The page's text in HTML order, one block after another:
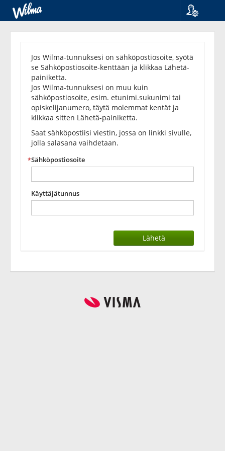
English
Unohditko
salasanasi?
Jos Wilma-tunnuksesi on sähköpostiosoite, syötä
se Sähköpostiosoite-kenttään ja klikkaa Lähetä-
painiketta.
Jos Wilma-tunnuksesi on muu kuin
sähköpostiosoite, esim. etunimi.sukunimi tai
opiskelijanumero, täytä molemmat kentät ja
klikkaa sitten Lähetä-painiketta.
Saat sähköpostiisi viestin, jossa on linkki sivulle,
jolla salasana vaihdetaan.
Sähköpostiosoite
Käyttäjätunnus